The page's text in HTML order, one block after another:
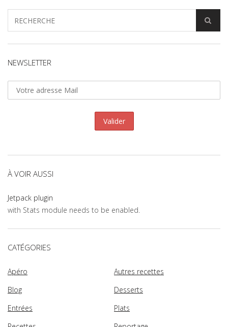
NEWSLETTER
À VOIR AUSSI
Jetpack plugin
with Stats module needs to be enabled.
CATÉGORIES
Apéro
Autres recettes
Blog
Desserts
Entrées
Plats